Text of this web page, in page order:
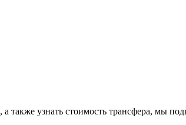
также узнать стоимость трансфера, мы